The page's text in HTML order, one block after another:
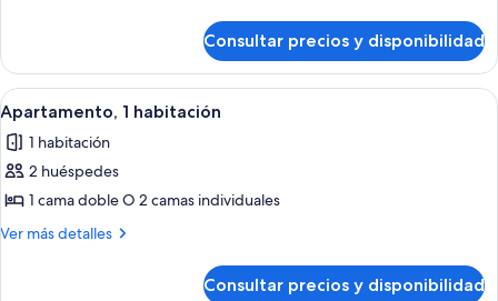
1
habitación
Consultar precios y disponibilidad
Abrir
todas
las
fotos
de
Apartamento,
Habitación de hotel con cama,
11
Apartamento, 1 habitación
1 habitación
2 huéspedes
1 cama doble O 2 camas individuales
Ver más detalles
Más
Consultar precios y disponibilidad